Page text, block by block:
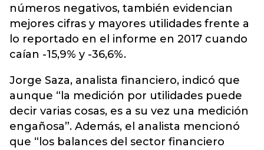
números negativos, también evidencian
mejores cifras y mayores utilidades frente a
lo reportado en el informe en 2017 cuando
caían -15,9% y -36,6%.
Jorge Saza, analista financiero, indicó que
aunque “la medición por utilidades puede
decir varias cosas, es a su vez una medición
engañosa”. Además, el analista mencionó
que “los balances del sector financiero